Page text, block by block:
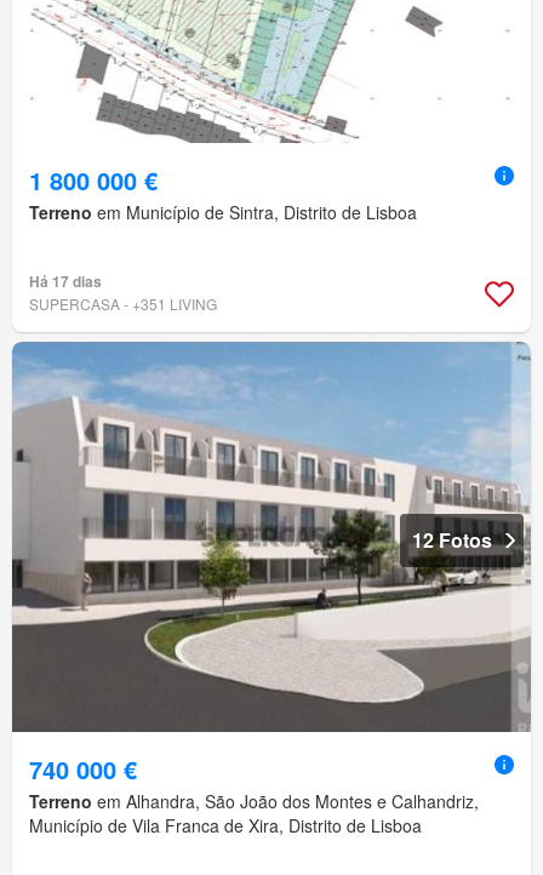
1 800 000 €
Terreno em Município de Sintra, Distrito de Lisboa
Há 17 dias
SUPERCASA - +351 LIVING
12 Fotos
740 000 €
Terreno em Alhandra, São João dos Montes e Calhandriz,
Município de Vila Franca de Xira, Distrito de Lisboa